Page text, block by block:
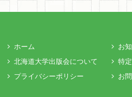
ホーム
お
北海道大学出版会について
特
プライバシーポリシー
お